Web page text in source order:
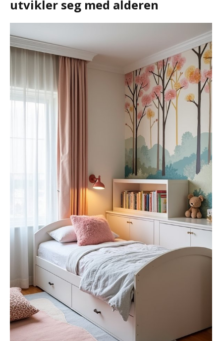
utvikler seg med alderen